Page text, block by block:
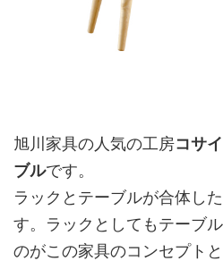
旭川家具の人気の工房コサ
ブルです。
ラックとテーブルが合体し
す。ラックとしてもテーブ
のがこの家具のコンセプト